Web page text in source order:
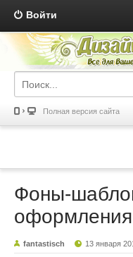
Войти
Полная версия сайта
Фоны-
оформления
fantastisch 13 января